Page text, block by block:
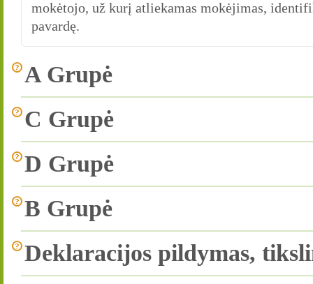
mokėtojo, už kurį atliekamas mokėjimas,
pavardę.
A Grupė
C Grupė
D Grupė
B Grupė
Deklaracijos pildymas,